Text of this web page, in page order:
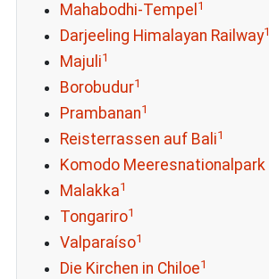
Mahabodhi-Tempel 1
Darjeeling Himalayan Railway1
Majuli1
Borobudur1
Prambanan1
Reisterrassen auf Bali1
Komodo Meeresnationalpark
Malakka1
Tongariro1
Valparaíso1
Die Kirchen in Chiloe1